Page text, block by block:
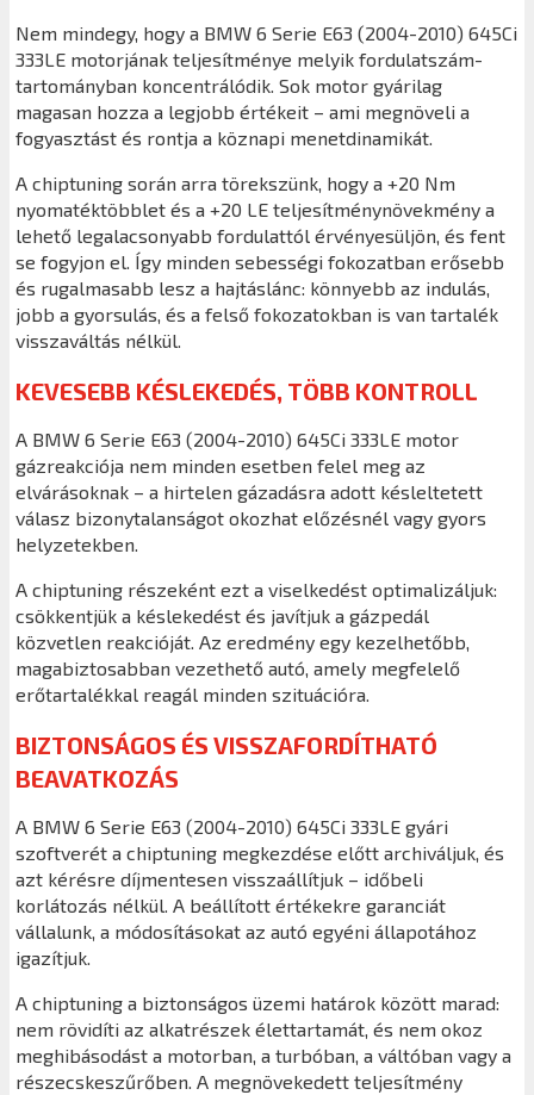
Nem mindegy, hogy a BMW 6 Serie E63 (2004-2010) 645Ci
333LE motorjának teljesítménye melyik fordulatszám-
tartományban koncentrálódik. Sok motor gyárilag
magasan hozza a legjobb értékeit – ami megnöveli a
fogyasztást és rontja a köznapi menetdinamikát.
A chiptuning során arra törekszünk, hogy a +20 Nm
nyomatéktöbblet és a +20 LE teljesítménynövekmény a
lehető legalacsonyabb fordulattól érvényesüljön, és fent
se fogyjon el. Így minden sebességi fokozatban erősebb
és rugalmasabb lesz a hajtáslánc: könnyebb az indulás,
jobb a gyorsulás, és a felső fokozatokban is van tartalék
visszaváltás nélkül.
KEVESEBB KÉSLEKEDÉS, TÖBB KONTROLL
A BMW 6 Serie E63 (2004-2010) 645Ci 333LE motor
gázreakciója nem minden esetben felel meg az
elvárásoknak – a hirtelen gázadásra adott késleltetett
válasz bizonytalanságot okozhat előzésnél vagy gyors
helyzetekben.
A chiptuning részeként ezt a viselkedést optimalizáljuk:
csökkentjük a késlekedést és javítjuk a gázpedál
közvetlen reakcióját. Az eredmény egy kezelhetőbb,
magabiztosabban vezethető autó, amely megfelelő
erőtartalékkal reagál minden szituációra.
BIZTONSÁGOS ÉS VISSZAFORDÍTHATÓ
BEAVATKOZÁS
A BMW 6 Serie E63 (2004-2010) 645Ci 333LE gyári
szoftverét a chiptuning megkezdése előtt archiváljuk, és
azt kérésre díjmentesen visszaállítjuk – időbeli
korlátozás nélkül. A beállított értékekre garanciát
vállalunk, a módosításokat az autó egyéni állapotához
igazítjuk.
A chiptuning a biztonságos üzemi határok között marad:
nem rövidíti az alkatrészek élettartamát, és nem okoz
meghibásodást a motorban, a turbóban, a váltóban vagy a
részecskeszűrőben. A megnövekedett teljesítmény